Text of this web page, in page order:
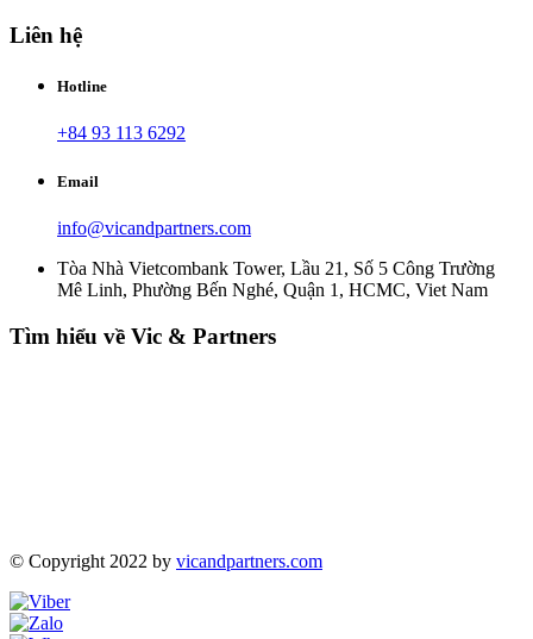
Liên hệ
Hotline
+84 93 113 6292
Email
info@vicandpartners.com
Tòa Nhà Vietcombank Tower, Lầu 21, Số 5 Công Trường
Mê Linh, Phường Bến Nghé, Quận 1, HCMC, Viet Nam
Tìm hiểu về Vic & Partners
© Copyright 2022 by vicandpartners.com